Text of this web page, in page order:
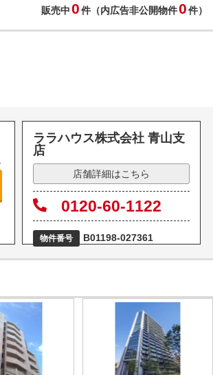
販売中0件（内広告非公開物件0件）
ララハウス株式会社 青山支
店
店舗詳細はこちら
0120-60-1122
物件番号 B01198-027361